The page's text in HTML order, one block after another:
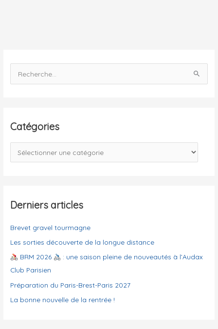
e
e
h
Catégories
a
g
r
i
e
s
Derniers articles
Brevet gravel tourmagne
Les sorties découverte de la longue distance
BRM 2026
: une saison pleine de nouveautés à l’Audax
Club Parisien
Préparation du Paris-Brest-Paris 2027
La bonne nouvelle de la rentrée !